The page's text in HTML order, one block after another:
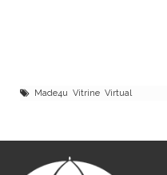
Made4u Vitrine Virtual